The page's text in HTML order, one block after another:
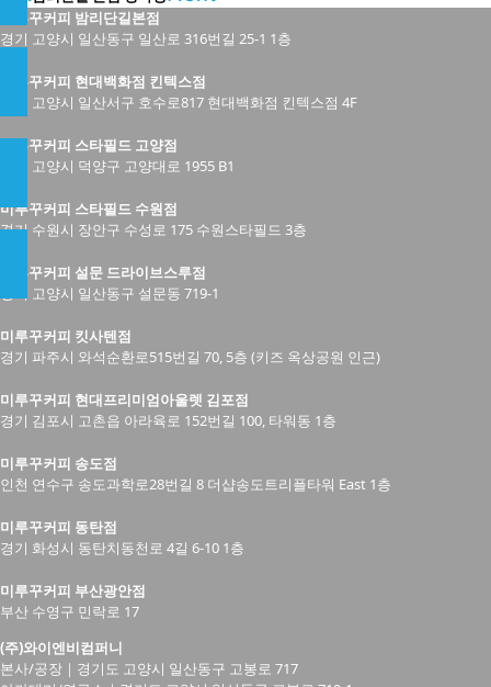
미루꾸커피 밤리단길본점
경기 고양시 일산동구 일산로 316번길 25-1 1층
미루꾸커피 현대백화점 킨텍스점
경기 고양시 일산서구 호수로817 현대백화점 킨텍스점 4F
미루꾸커피 스타필드 고양점
경기 고양시 덕양구 고양대로 1955 B1
미루꾸커피 스타필드 수원점
경기 수원시 장안구 수성로 175 수원스타필드 3층
미루꾸커피 설문 드라이브스루점
경기 고양시 일산동구 설문동 719-1
미루꾸커피 킷사텐점
경기 파주시 와석순환로515번길 70, 5층 (키즈 옥상공원 인근)
미루꾸커피 현대프리미엄아울렛 김포점
경기 김포시 고촌읍 아라육로 152번길 100, 타워동 1층
미루꾸커피 송도점
인천 연수구 송도과학로28번길 8 더샵송도트리플타워 East 1층
미루꾸커피 동탄점
경기 화성시 동탄치동천로 4길 6-10 1층
미루꾸커피 부산광안점
부산 수영구 민락로 17
(주)와이엔비컴퍼니
본사/공장｜경기도 고양시 일산동구 고봉로 717